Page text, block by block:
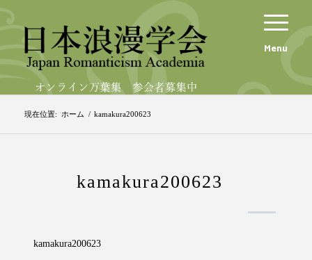
Menu
現在位置: ホーム / kamakura200623
kamakura200623
kamakura200623